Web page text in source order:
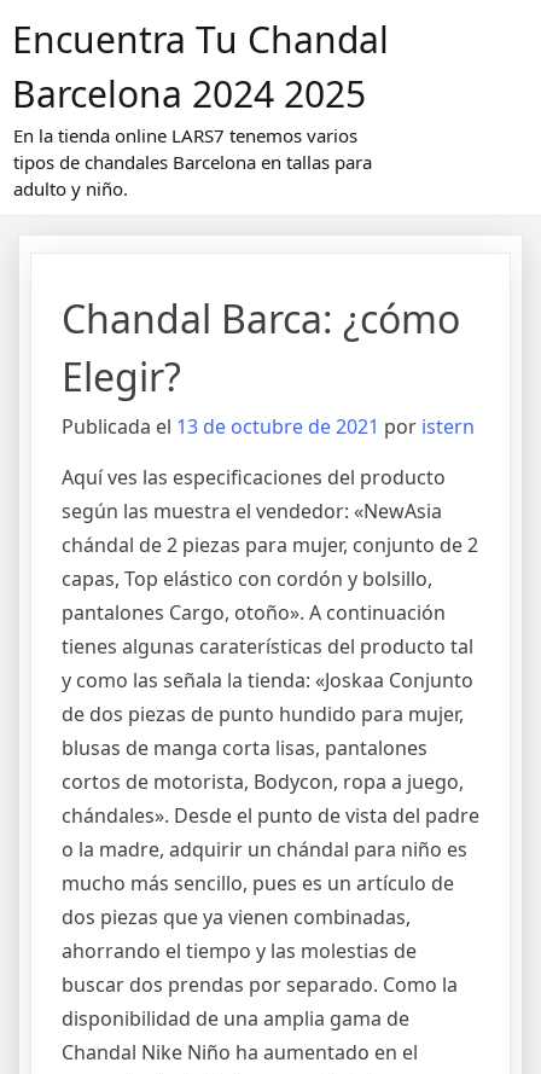
Encuentra Tu Chandal
Barcelona 2024 2025
En la tienda online LARS7 tenemos varios
tipos de chandales Barcelona en tallas para
adulto y niño.
Chandal Barca: ¿cómo
Elegir?
Publicada el 13 de octubre de 2021 por istern
Aquí ves las especificaciones del producto
según las muestra el vendedor: «NewAsia
chándal de 2 piezas para mujer, conjunto de 2
capas, Top elástico con cordón y bolsillo,
pantalones Cargo, otoño». A continuación
tienes algunas caraterísticas del producto tal
y como las señala la tienda: «Joskaa Conjunto
de dos piezas de punto hundido para mujer,
blusas de manga corta lisas, pantalones
cortos de motorista, Bodycon, ropa a juego,
chándales». Desde el punto de vista del padre
o la madre, adquirir un chándal para niño es
mucho más sencillo, pues es un artículo de
dos piezas que ya vienen combinadas,
ahorrando el tiempo y las molestias de
buscar dos prendas por separado. Como la
disponibilidad de una amplia gama de
Chandal Nike Niño ha aumentado en el